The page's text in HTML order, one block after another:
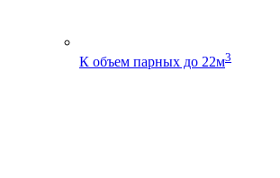
К объем парных до 22м3